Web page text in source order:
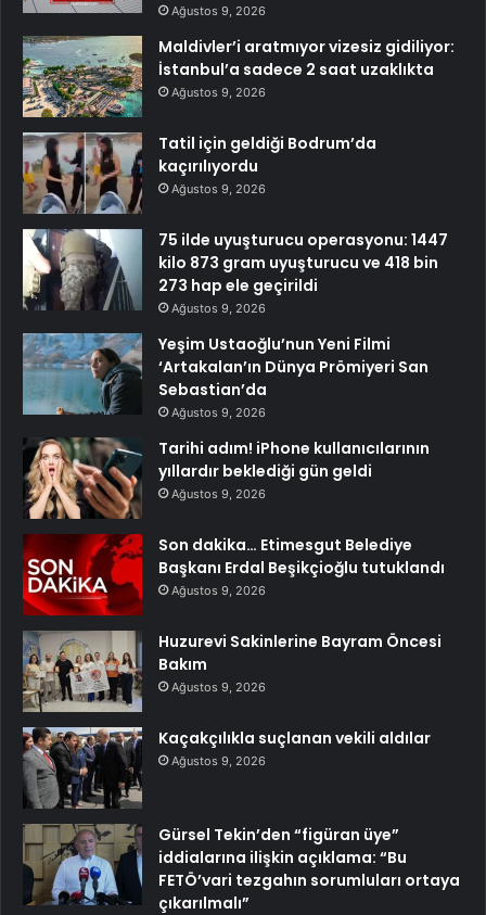
Ağustos 9, 2026
Maldivler’i aratmıyor vizesiz gidiliyor:
İstanbul’a sadece 2 saat uzaklıkta
Ağustos 9, 2026
Tatil için geldiği Bodrum’da
kaçırılıyordu
Ağustos 9, 2026
75 ilde uyuşturucu operasyonu: 1447
kilo 873 gram uyuşturucu ve 418 bin
273 hap ele geçirildi
Ağustos 9, 2026
Yeşim Ustaoğlu’nun Yeni Filmi
‘Artakalan’ın Dünya Prömiyeri San
Sebastian’da
Ağustos 9, 2026
Tarihi adım! iPhone kullanıcılarının
yıllardır beklediği gün geldi
Ağustos 9, 2026
Son dakika… Etimesgut Belediye
Başkanı Erdal Beşikçioğlu tutuklandı
Ağustos 9, 2026
Huzurevi Sakinlerine Bayram Öncesi
Bakım
Ağustos 9, 2026
Kaçakçılıkla suçlanan vekili aldılar
Ağustos 9, 2026
Gürsel Tekin’den “figüran üye”
iddialarına ilişkin açıklama: “Bu
FETÖ’vari tezgahın sorumluları ortaya
çıkarılmalı”